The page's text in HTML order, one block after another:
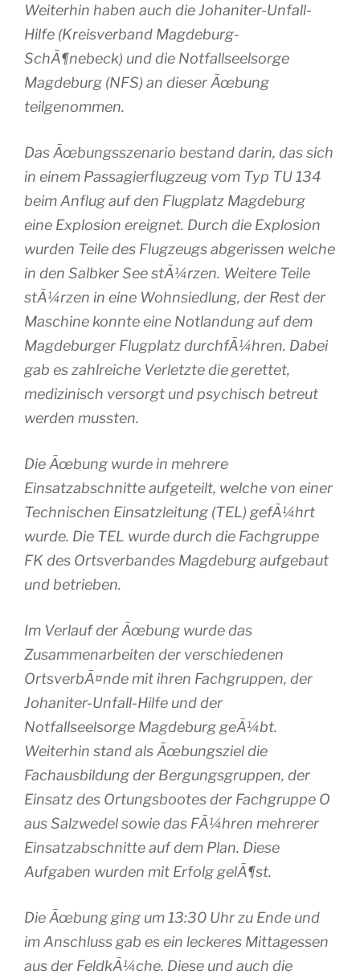
Weiterhin haben auch die Johaniter-Unfall-
Hilfe (Kreisverband Magdeburg-
SchÃ¶nebeck) und die Notfallseelsorge
Magdeburg (NFS) an dieser Ãœbung
teilgenommen.
Das Ãœbungsszenario bestand darin, das sich
in einem Passagierflugzeug vom Typ TU 134
beim Anflug auf den Flugplatz Magdeburg
eine Explosion ereignet. Durch die Explosion
wurden Teile des Flugzeugs abgerissen welche
in den Salbker See stÃ¼rzen. Weitere Teile
stÃ¼rzen in eine Wohnsiedlung, der Rest der
Maschine konnte eine Notlandung auf dem
Magdeburger Flugplatz durchfÃ¼hren. Dabei
gab es zahlreiche Verletzte die gerettet,
medizinisch versorgt und psychisch betreut
werden mussten.
Die Ãœbung wurde in mehrere
Einsatzabschnitte aufgeteilt, welche von einer
Technischen Einsatzleitung (TEL) gefÃ¼hrt
wurde. Die TEL wurde durch die Fachgruppe
FK des Ortsverbandes Magdeburg aufgebaut
und betrieben.
Im Verlauf der Ãœbung wurde das
Zusammenarbeiten der verschiedenen
OrtsverbÃ¤nde mit ihren Fachgruppen, der
Johaniter-Unfall-Hilfe und der
Notfallseelsorge Magdeburg geÃ¼bt.
Weiterhin stand als Ãœbungsziel die
Fachausbildung der Bergungsgruppen, der
Einsatz des Ortungsbootes der Fachgruppe O
aus Salzwedel sowie das FÃ¼hren mehrerer
Einsatzabschnitte auf dem Plan. Diese
Aufgaben wurden mit Erfolg gelÃ¶st.
Die Ãœbung ging um 13:30 Uhr zu Ende und
im Anschluss gab es ein leckeres Mittagessen
aus der FeldkÃ¼che. Diese und auch die